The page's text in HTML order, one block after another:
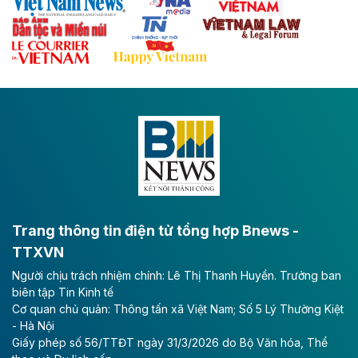
Theo baodautu.vn
Đề xuất đầu tư 11.500 tỷ đồng xây dựng cao
tốc CT.11 qua Ninh Bình
Đông A dài khoảng 25,1 km được kỳ vọng sẽ tạo động
lực phát triển kinh tế - xã hội khu vực phía Nam đồng
Long Thành
Tổng công ty Cảng hàng không Việt Nam - CTCP
(ACV) vừa lập kỷ lục mới về lợi nhuận trong quý
II/2026.
Theo baodautu.vn
Vinaconex lập đỉnh doanh thu
Trang thông tin điện tử tổng hợp Bnews -
TTXVN
Người chịu trách nhiệm chính: Lê Thị Thanh Huyền. Trưởng ban
biên tập Tin Kinh tế
Cơ quan chủ quản: Thông tấn xã Việt Nam; Số 5 Lý Thường Kiệt
- Hà Nội
Giấy phép số 56/TTĐT ngày 31/3/2026 do Bộ Văn hóa, Thể